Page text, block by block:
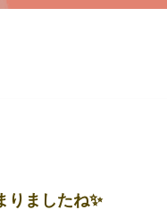
りましたね✨